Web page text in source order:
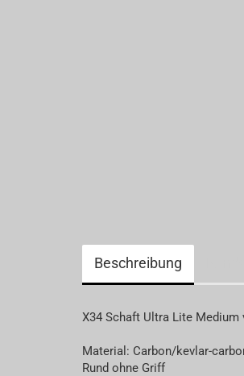
Beschreibung
X34 Schaft Ultra Lite Medium
Material: Carbon/kevlar-
Rund ohne Griff